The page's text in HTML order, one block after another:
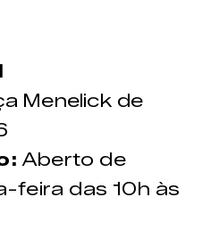
Menelick de
Aberto de
feira das 10h às